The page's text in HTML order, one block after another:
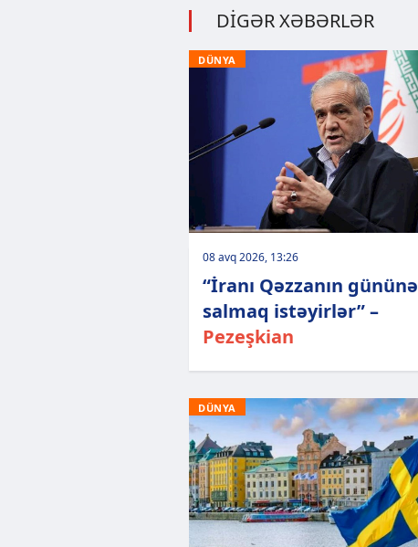
DİGƏR XƏBƏRLƏR
DÜNYA
08 avq 2026, 13:26
“İranı Qəzzanın gününə
salmaq istəyirlər” –
Pezeşkian
DÜNYA